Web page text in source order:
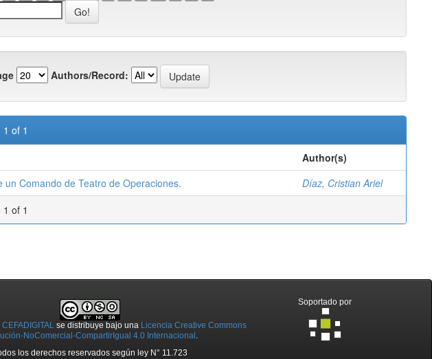
Authors/Record:
of 1
Author(s)
Comando de Teatro de Operaciones.
Díaz, Cristian Ariel
of 1
CEFADIGITAL se distribuye bajo una Licencia Creative Commons
NoComercial-CompartirIgual 4.0 Internacional .
los derechos reservados según ley N° 11.723
Soportado por